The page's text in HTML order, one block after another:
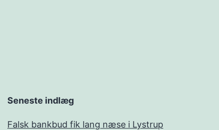
Seneste indlæg
Falsk bankbud fik lang næse i Lystrup